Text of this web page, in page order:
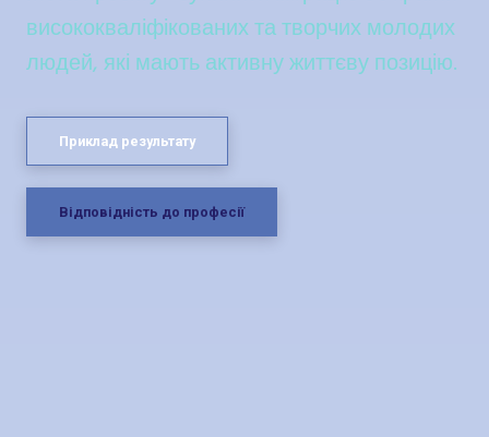
висококваліфікованих та творчих молодих
людей, які мають активну життєву позицію.
Приклад результату
Відповідність до професії